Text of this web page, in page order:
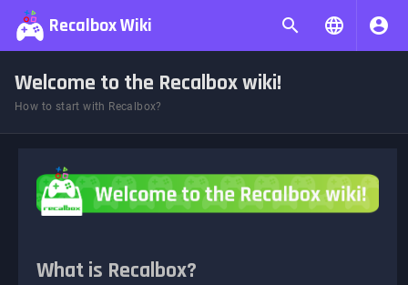
Recalbox Wiki
Welcome to the Recalbox wiki!
How to start with Recalbox?
What is Recalbox?